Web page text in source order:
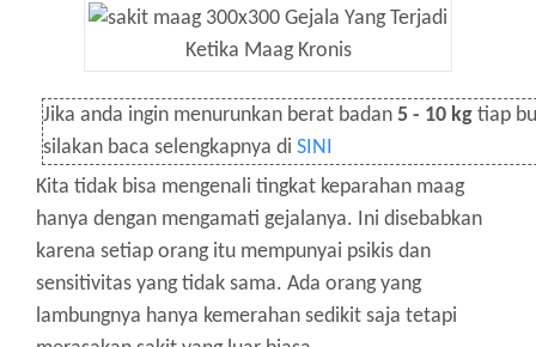
Jika anda ingin menurunkan berat badan 5 - 10 kg tiap
silakan baca selengkapnya di SINI
Kita tidak bisa mengenali tingkat keparahan maag
hanya dengan mengamati gejalanya. Ini disebabkan
karena setiap orang itu mempunyai psikis dan
sensitivitas yang tidak sama. Ada orang yang
lambungnya hanya kemerahan sedikit saja tetapi